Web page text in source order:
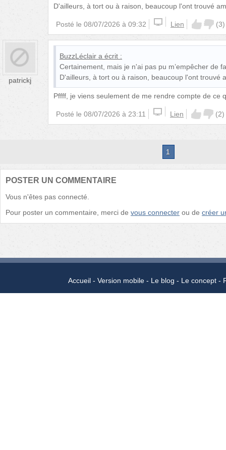
D'ailleurs, à tort ou à raison, beaucoup l'ont trouvé
Posté le 08/07/2026 à 09:32 Lien (3)
patrickj
BuzzLéclair a écrit :
Certainement, mais je n'ai pas pu m’empêcher de
D'ailleurs, à tort ou à raison, beaucoup l'ont trouvé
Pffff, je viens seulement de me rendre compte de ce
Posté le 08/07/2026 à 23:11 Lien (2)
1
POSTER UN COMMENTAIRE
Vous n'êtes pas connecté.
Pour poster un commentaire, merci de vous connecter ou de créer
Accueil Version mobile Le blog Le concept